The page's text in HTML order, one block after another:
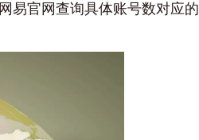
易官网查询具体账号数对应的